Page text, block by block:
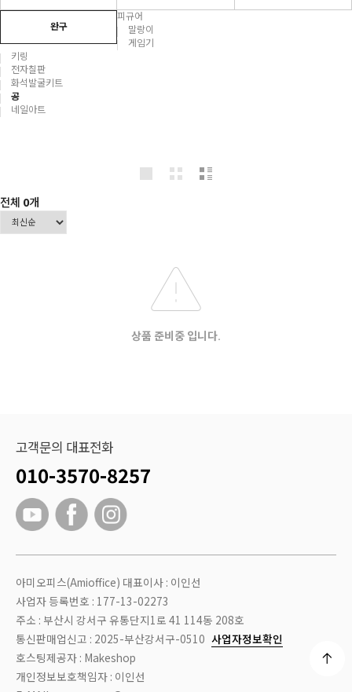
완구
피규어
말랑이
게임기
키링
전자칠판
화석발굴키트
공
네일아트
전체 0개
상품 준비중 입니다.
고객문의 대표전화
010-3570-8257
아미오피스(Amioffice) 대표이사 : 이인선
사업자 등록번호 : 177-13-02273
주소 : 부산시 강서구 유통단지1로 41 114동 208호
통신판매업신고 : 2025-부산강서구-0510 사업자정보확인
호스팅제공자 : Makeshop
개인정보보호책임자 : 이인선